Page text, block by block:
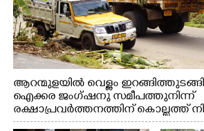
ആറന്മുളയിൽ വെള്ളം
ഐക്കര ജംഗ്ഷനു സമീപത്തുനിന്ന്
രക്ഷാപ്രവർത്തനത്തിന് കൊല്ലത്ത്
ബോട്ടുകൾ